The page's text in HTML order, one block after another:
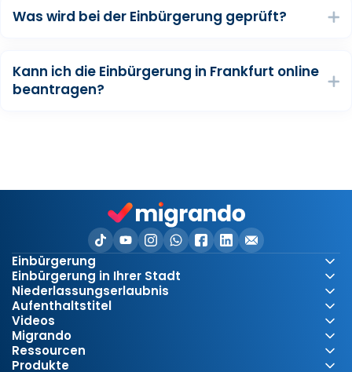
Was wird bei der Einbürgerung geprüft?
Kann ich die Einbürgerung in Frankfurt online
beantragen?
Einbürgerung
Einbürgerung in Ihrer Stadt
Niederlassungserlaubnis
Aufenthaltstitel
Videos
Migrando
Ressourcen
Produkte